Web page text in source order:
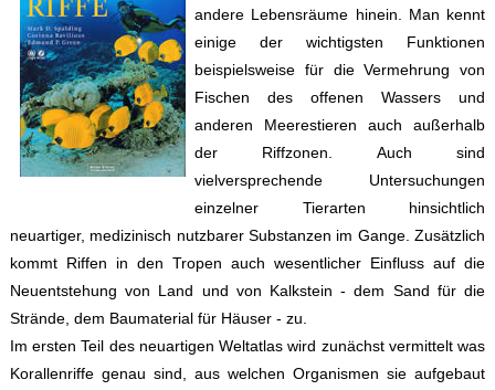
andere Lebensräume hinein. Man kennt
einige der wichtigsten Funktionen
beispielsweise für die Vermehrung von
Fischen des offenen Wassers und
anderen Meerestieren auch außerhalb
der Riffzonen. Auch sind
vielversprechende Untersuchungen
einzelner Tierarten hinsichtlich
neuartiger, medizinisch nutzbarer Substanzen im Gange. Zusätzlich
kommt Riffen in den Tropen auch wesentlicher Einfluss auf die
Neuentstehung von Land und von Kalkstein - dem Sand für die
Strände, dem Baumaterial für Häuser - zu.
Im ersten Teil des neuartigen Weltatlas wird zunächst vermittelt was
Korallenriffe genau sind, aus welchen Organismen sie aufgebaut